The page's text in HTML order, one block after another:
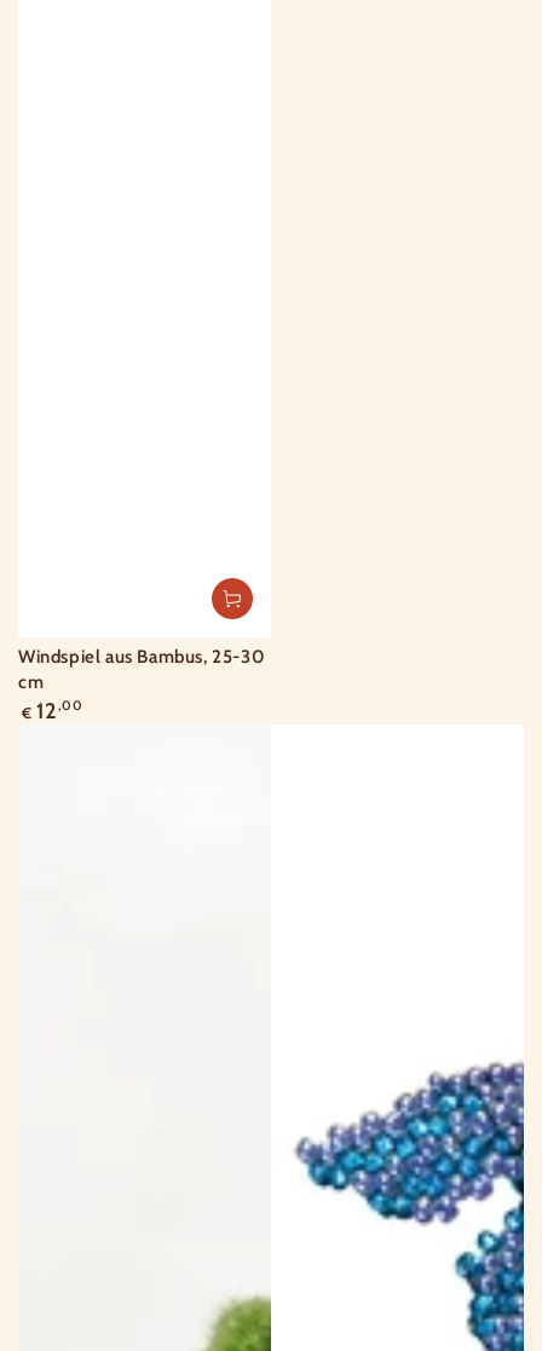
Windspiel aus Bambus, 25-30
cm
Regulärer
€ 12,00